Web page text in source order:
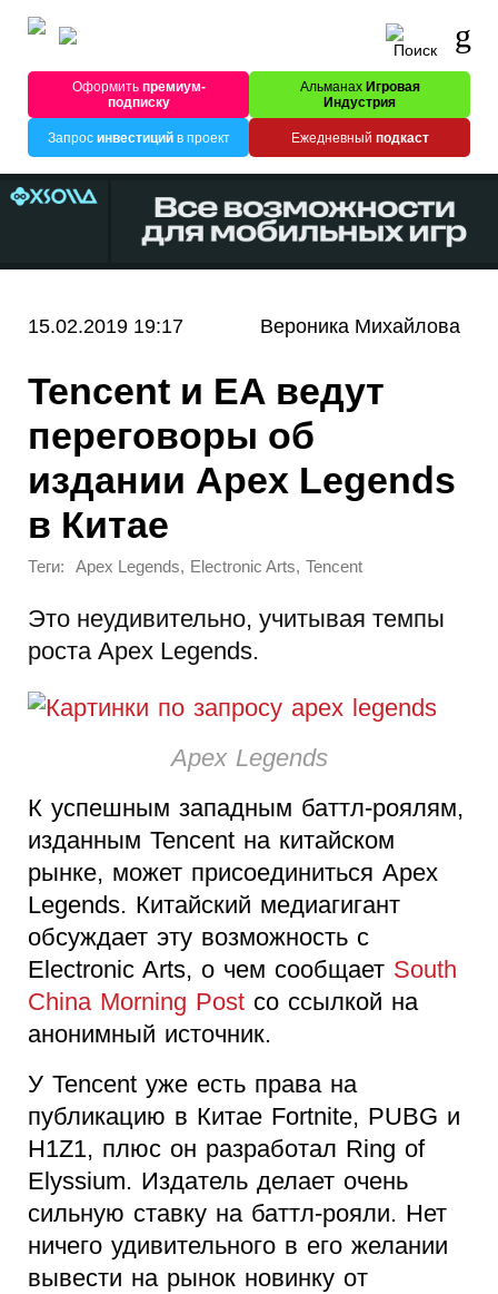
Оформитьпремиум-
подписку
Альманах Игровая
Индустрия
Запрос инвестицийв проект Ежедневный подкаст
15.02.2019 19:17 Вероника Михайлова
Tencent и EA ведут
переговоры об
издании Apex Legends
в Китае
Теги: Apex Legends, Electronic Arts, Tencent
Это неудивительно, учитывая темпы
роста Apex Legends.
Apex Legends
К успешным западным баттл-роялям,
изданным Tencent на китайском
рынке, может присоединиться Apex
Legends. Китайский медиагигант
обсуждает эту возможность с
Electronic Arts, о чем сообщает South
China Morning Post со ссылкой на
анонимный источник.
У Tencent уже есть права на
публикацию в Китае Fortnite, PUBG и
H1Z1, плюс он разработал Ring of
Elyssium. Издатель делает очень
сильную ставку на баттл-рояли. Нет
ничего удивительного в его желании
вывести на рынок новинку от